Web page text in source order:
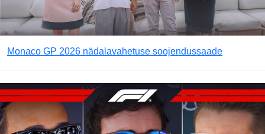
Monaco GP 2026 nädalavahetuse soojendussaade